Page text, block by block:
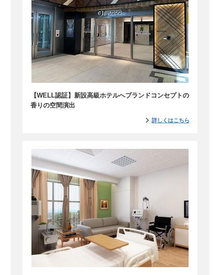
【WELL認証】新設高級ホテルへブランドコンセプトの
香りの空間演出
詳しくはこちら